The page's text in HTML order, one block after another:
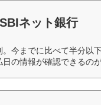
ネット銀行
。今までに比べて半分以
の情報が確認できるの